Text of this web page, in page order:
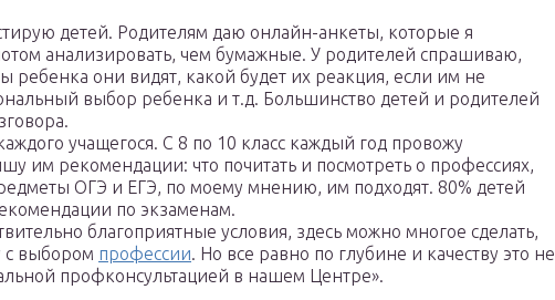
детей. Родителям даю онлайн-анкеты, которые я
анализировать, чем бумажные. У родителей спрашиваю,
ребенка они видят, какой будет их реакция, если им не
выбор ребенка и т.д. Большинство детей и родителей
учащегося. С 8 по 10 класс каждый год провожу
им рекомендации: что почитать и посмотреть о профессиях,
ОГЭ и ЕГЭ, по моему мнению, им подходят. 80% детей
по экзаменам.
благоприятные условия, здесь можно многое сделать,
с выбором профессии. Но все равно по глубине и качеству это не
профконсультацией в нашем Центре».